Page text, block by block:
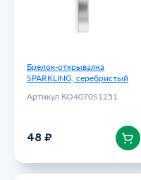
Брелок-открывалка
SPARKLING, серебристый
Артикул KO4070S1251
48 ₽